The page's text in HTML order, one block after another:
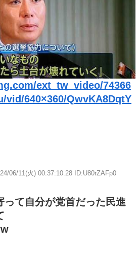
ext_tw_video/74366
vid/640×360/QwvKA8DqtY
06/11(火) 00:37:10.28 ID:U80rZAFp0
って自分が党首だった民進